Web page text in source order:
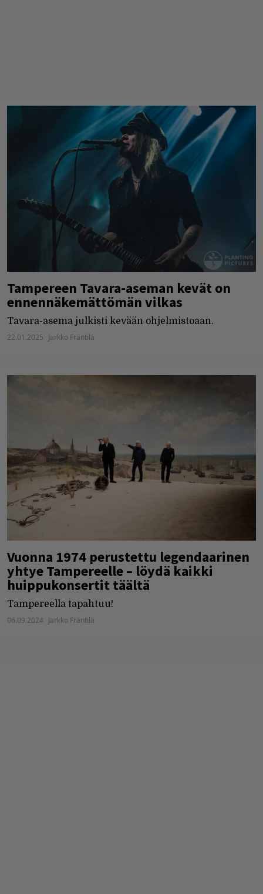
Tampereen Tavara-aseman kevät on
ennennäkemättömän vilkas
Tavara-asema julkisti kevään ohjelmistoaan.
22.01.2025 Jarkko Fräntilä
Vuonna 1974 perustettu legendaarinen
yhtye Tampereelle – löydä kaikki
huippukonsertit täältä
Tampereella tapahtuu!
06.09.2024 Jarkko Fräntilä